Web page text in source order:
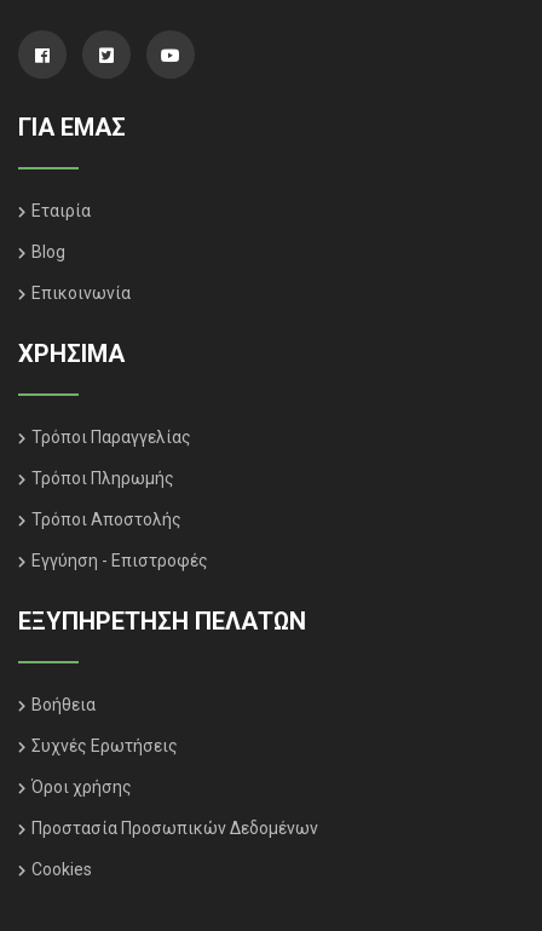
ΓΙΑ ΕΜΑΣ
Εταιρία
Blog
Επικοινωνία
ΧΡΗΣΙΜΑ
Τρόποι Παραγγελίας
Τρόποι Πληρωμής
Τρόποι Αποστολής
Εγγύηση - Επιστροφές
ΕΞΥΠΗΡΈΤΗΣΗ ΠΕΛΑΤΏΝ
Βοήθεια
Συχνές Ερωτήσεις
Όροι χρήσης
Προστασία Προσωπικών Δεδομένων
Cookies